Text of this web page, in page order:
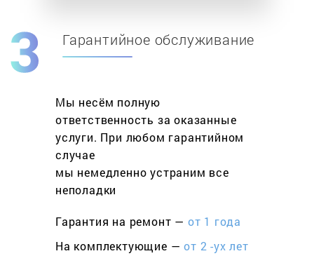
Гарантийное обслуживание
Мы несём полную
ответственность за оказанные
услуги. При любом гарантийном
cлучае
мы немедленно устраним все
неполадки
Гарантия на ремонт — от 1 года
На комплектующие —от 2 -ух лет